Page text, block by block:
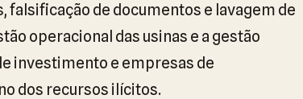
falsificação de documentos e lavagem de
operacional das usinas e a gestão
investimento e empresas de
dos recursos ilícitos.